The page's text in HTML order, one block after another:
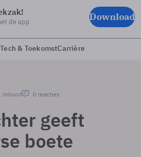
de app Download
Tech & ToekomstCarrière
minuut 0 reacties
geeft
boete